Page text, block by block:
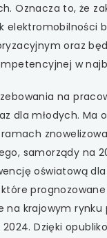
Oznacza to, że
elektromobilności
oraz
w
na
dla młodych. Ma
ramach
samorządy na
oświatową
na krajowym rynku
Dzięki